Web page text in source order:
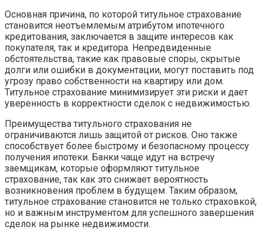
Основная причина, по которой титульное страхование
становится неотъемлемым атрибутом ипотечного
кредитования, заключается в защите интересов как
покупателя, так и кредитора. Непредвиденные
обстоятельства, такие как правовые споры, скрытые
долги или ошибки в документации, могут поставить под
угрозу право собственности на квартиру или дом.
Титульное страхование минимизирует эти риски и дает
уверенность в корректности сделок с недвижимостью.
Преимущества титульного страхования не
ограничиваются лишь защитой от рисков. Оно также
способствует более быстрому и безопасному процессу
получения ипотеки. Банки чаще идут на встречу
заемщикам, которые оформляют титульное
страхование, так как это снижает вероятность
возникновения проблем в будущем. Таким образом,
титульное страхование становится не только страховкой,
но и важным инструментом для успешного завершения
сделок на рынке недвижимости.